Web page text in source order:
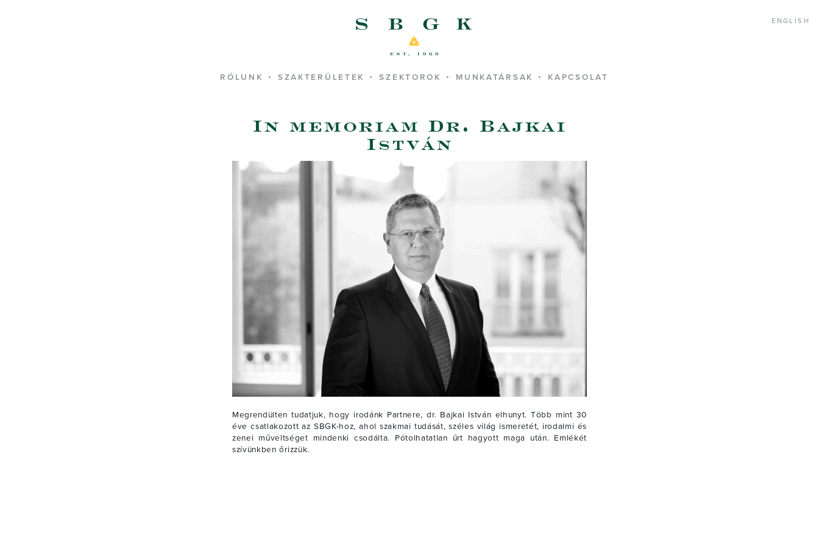
ENGLISH
RÓLUNK SZAKTERÜLETEK SZEKTOROK MUNKATÁRSAK KAPCSOLAT
In memoriam Dr. Bajkai
István
Megrendülten tudatjuk, hogy irodánk Partnere, dr. Bajkai István elhunyt. Több mint 30
éve csatlakozott az SBGK-hoz, ahol szakmai tudását, széles világ ismeretét, irodalmi és
zenei műveltséget mindenki csodálta. Pótolhatatlan űrt hagyott maga után. Emlékét
szívünkben őrizzük.